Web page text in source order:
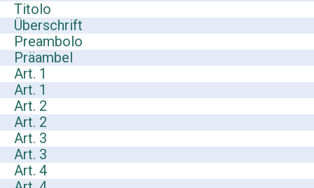
Titolo
Überschrift
Preambolo
Präambel
Art. 1
Art. 1
Art. 2
Art. 2
Art. 3
Art. 3
Art. 4